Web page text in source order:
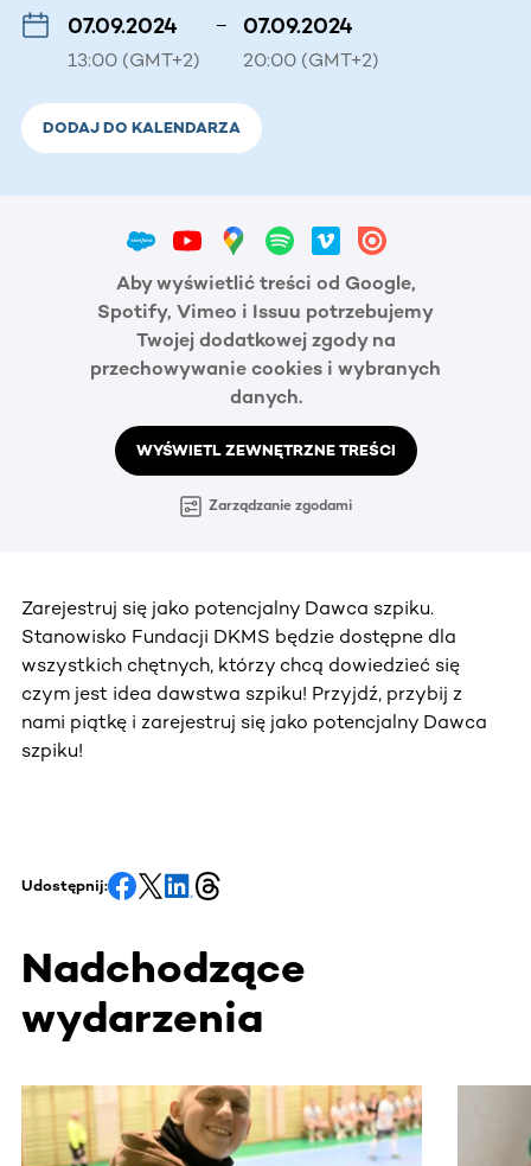
07.09.2024
13:00 (GMT+2)
– 07.09.2024
20:00 (GMT+2)
DODAJ DO KALENDARZA
Aby wyświetlić treści od Google,
Spotify, Vimeo i Issuu potrzebujemy
Twojej dodatkowej zgody na
przechowywanie cookies i wybranych
danych.
WYŚWIETL ZEWNĘTRZNE TREŚCI
Zarządzanie zgodami
Zarejestruj się jako potencjalny Dawca szpiku.
Stanowisko Fundacji DKMS będzie dostępne dla
wszystkich chętnych, którzy chcą dowiedzieć się
czym jest idea dawstwa szpiku! Przyjdź, przybij z
nami piątkę i zarejestruj się jako potencjalny Dawca
szpiku!
Udostępnij:
Nadchodzące
wydarzenia
Ta sekcja zawiera treści przewijane w poziomie. Użyj